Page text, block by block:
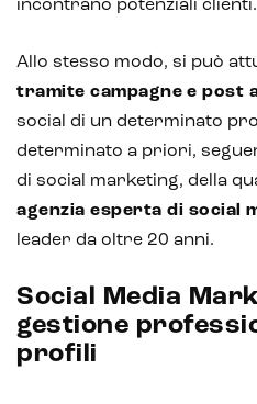
Realtà Virtuale
Metaverso
incontrano potenziali clienti.
Allo stesso modo, si può
tramite campagne e post
social di un determinato
determinato a priori,
di social marketing, della
agenzia esperta di social
leader da oltre 20 anni.
Social Media
gestione
profili